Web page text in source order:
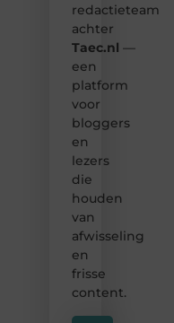
redactieteam
achter
Taec.nl —
een
platform
voor
bloggers
en
lezers
die
houden
van
afwisseling
en
frisse
content.